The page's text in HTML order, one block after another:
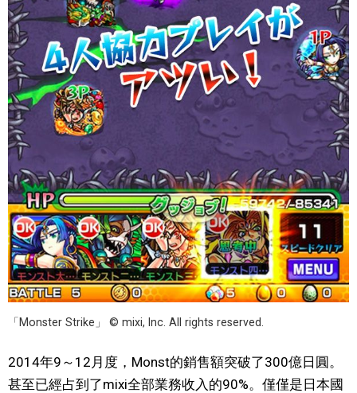
「Monster Strike」 © mixi, Inc. All rights reserved.
2014年9～12月度，Monst的銷售額突破了300億日圓。
甚至已經占到了mixi全部業務收入的90%。僅僅是日本國